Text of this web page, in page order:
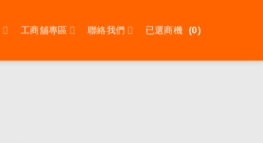
工商舖專區 聯絡我們 已選商機 0